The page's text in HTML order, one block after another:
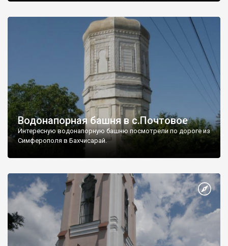
Водонапорная башня в с.Почтовое
Интересную водонапорную башню посмотрели по дороге из
Симферополя в Бахчисарай.